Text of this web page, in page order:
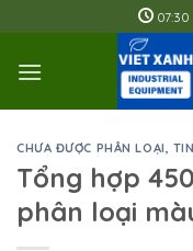
to
content
CHƯA ĐƯỢC PHÂN LOẠI,
Tổng hợp
phân loại